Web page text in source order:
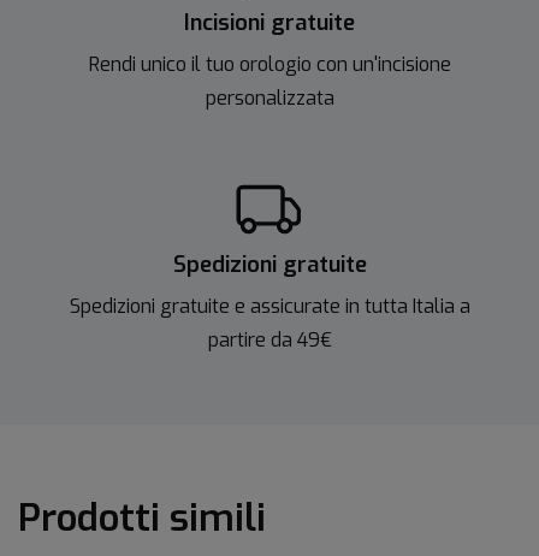
Incisioni gratuite
Rendi unico il tuo orologio con un'incisione
personalizzata
Spedizioni gratuite
Spedizioni gratuite e assicurate in tutta Italia a
partire da 49€
Prodotti simili